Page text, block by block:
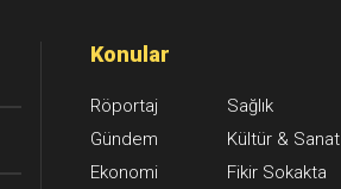
Konular
Röportaj
Gündem
Ekonomi
Sağlık
Kültür & Sanat
Fikir Sokakta